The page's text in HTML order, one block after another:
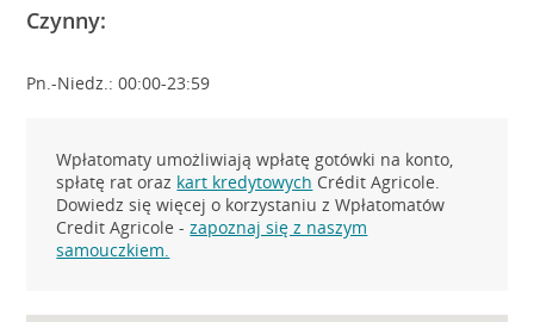
Czynny:
Pn.-Niedz.: 00:00-23:59
Wpłatomaty umożliwiają wpłatę gotówki na konto,
spłatę rat oraz kart kredytowych Crédit Agricole.
Dowiedz się więcej o korzystaniu z Wpłatomatów
Credit Agricole -zapoznaj się z naszym
samouczkiem.